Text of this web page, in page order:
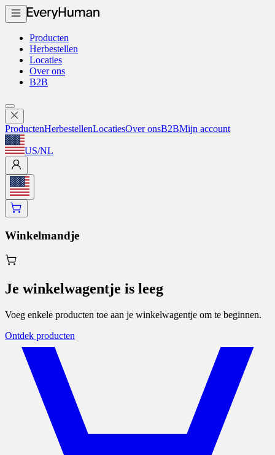
Producten
Herbestellen
Locaties
Over ons
B2B
ProductenHerbestellenLocatiesOver onsB2BMijn account
US/NL
Winkelmandje
Je winkelwagentje is leeg
Voeg enkele producten toe aan je winkelwagentje om te beginnen.
Ontdek producten